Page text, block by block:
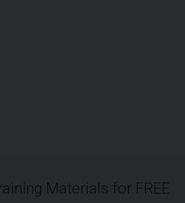
Materials for FREE